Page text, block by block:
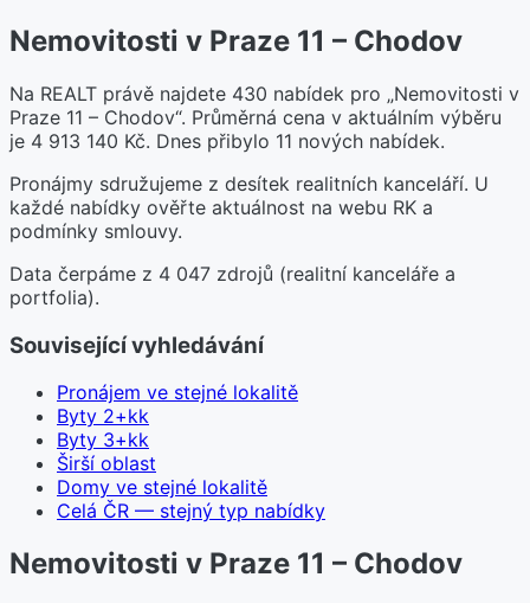
Nemovitosti v Praze 11 – Chodov
Na REALT právě najdete 430 nabídek pro „Nemovitosti v
Praze 11 – Chodov“. Průměrná cena v aktuálním výběru
je 4 913 140 Kč. Dnes přibylo 11 nových nabídek.
Pronájmy sdružujeme z desítek realitních kanceláří. U
každé nabídky ověřte aktuálnost na webu RK a
podmínky smlouvy.
Data čerpáme z 4 047 zdrojů (realitní kanceláře a
portfolia).
Související vyhledávání
Pronájem ve stejné lokalitě
Byty 2+kk
Byty 3+kk
Širší oblast
Domy ve stejné lokalitě
Celá ČR — stejný typ nabídky
Nemovitosti v Praze 11 – Chodov